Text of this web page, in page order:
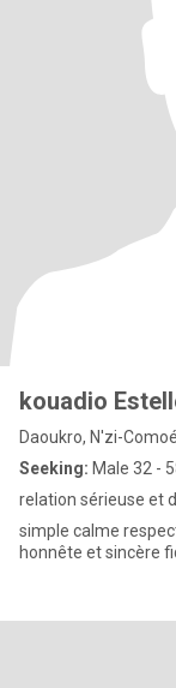
kouadio
Daoukro, N'zi-
Seeking: Male 32 -
relation sérieuse et
simple calme
honnête et sincère